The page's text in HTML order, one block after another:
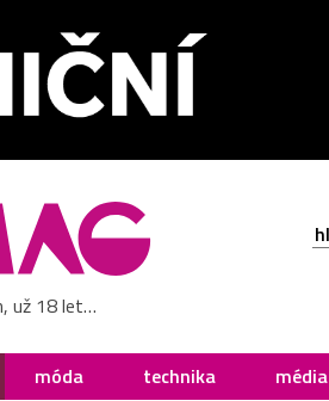
už 18 let…
móda technika média